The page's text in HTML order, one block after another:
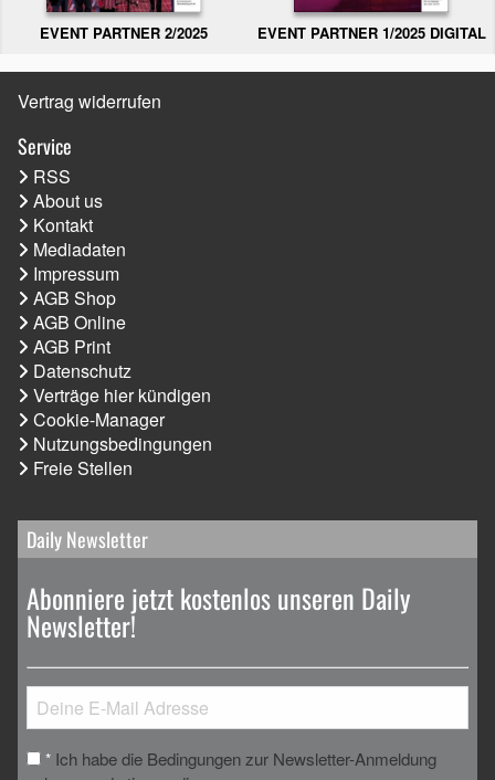
EVENT PARTNER 2/2025 EVENT PARTNER 1/2025 DIGITAL
Vertrag widerrufen
Service
RSS
About us
Kontakt
Mediadaten
Impressum
AGB Shop
AGB Online
AGB Print
Datenschutz
Verträge hier kündigen
Cookie-Manager
Nutzungsbedingungen
Freie Stellen
Daily Newsletter
Abonniere jetzt kostenlos unseren Daily
Newsletter!
* Ich habe die Bedingungen zur Newsletter-Anmeldung